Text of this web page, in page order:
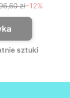
zł-12%
sztuki